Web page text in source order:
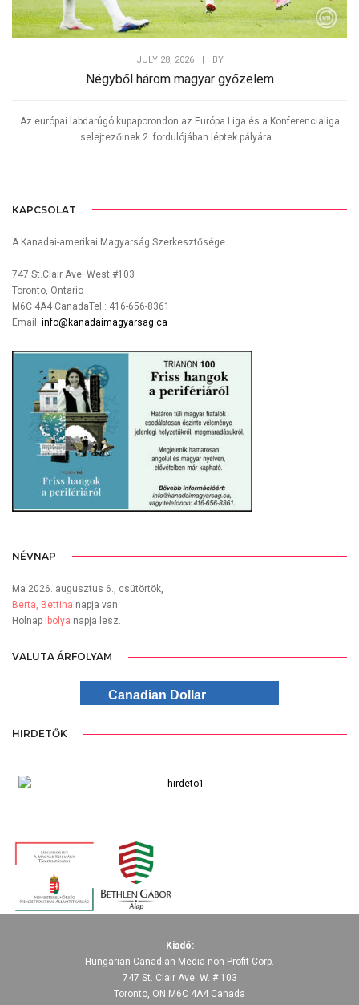
JULY 28, 2026 | BY
Négyből három magyar győzelem
Az európai labdarúgó kupaporondon az Európa Liga és a Konferencialiga
selejtezőinek 2. fordulójában léptek pályára...
KAPCSOLAT
A Kanadai-amerikai Magyarság Szerkesztősége
747 St.Clair Ave. West #103
Toronto, Ontario
M6C 4A4 CanadaTel.: 416-656-8361
Email: info@kanadaimagyarsag.ca
NÉVNAP
Ma 2026. augusztus 6., csütörtök,
Berta, Bettina napja van.
Holnap Ibolya napja lesz.
VALUTA ÁRFOLYAM
Canadian Dollar
HIRDETŐK
Kiadó:
Hungarian Canadian Media non Profit Corp.
747 St. Clair Ave. W. # 103
Toronto, ON M6C 4A4 Canada